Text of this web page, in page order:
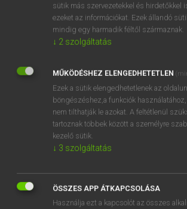
MICROSOFT OFFICE
BEÉPÜLŐ SZÓTÁRMODUL
ONLINE NYELVVIZSGA
EGYÉNI FELHASZNÁLÓKNAK
TANULÓKNAK
OKTATÁSI INTÉZMÉNYEKNEK
VÁLLALATI MEGOLDÁSOK
RÓLUNK
ELÉRHETŐSÉG
SÜTI BEÁLLÍTÁSOK
sütik más szervezetekkel és hirdetőkkel
ezeket az információkat. Ezek állandó
mindig egy harmadik féltől származnak.
↓ 2 szolgáltatás
MŰKÖDÉSHEZ ELENGEDHETETLEN
Ezek a sütik elengedhetetlenek az
böngészéshez,a funkciók
nem tilthatják le azokat. A feltétlenül
tartoznak többek között a személyre
kezelő sütik.
↓ 3 szolgáltatás
ÖSSZES APP ÁTKAPCSOLÁSA
Használja ezt a kapcsolót az összes